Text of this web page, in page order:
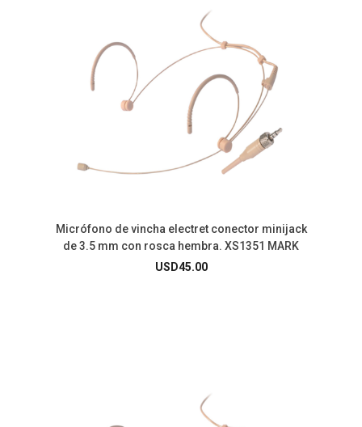
Micrófono de vincha electret conector minijack
de 3.5 mm con rosca hembra. XS1351 MARK
USD45.00